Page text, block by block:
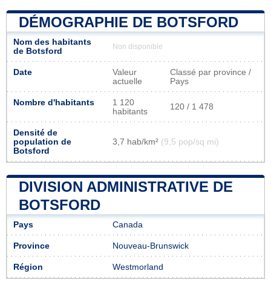
DÉMOGRAPHIE DE BOTSFORD
Nom des habitants
de Botsford
Non disponible
Date
Valeur
actuelle
Classé par province /
Pays
Nombre d'habitants
1 120
habitants
120 / 1 478
Densité de
population de
Botsford
3,7 hab/km² (9,5 pop/sq mi)
DIVISION ADMINISTRATIVE DE
BOTSFORD
Pays Canada
Province Nouveau-Brunswick
Région Westmorland